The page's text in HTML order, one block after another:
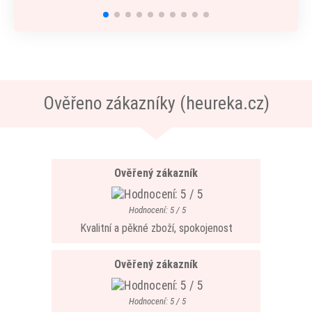
Ověřeno zákazníky (heureka.cz)
Ověřený zákazník
Hodnocení: 5 / 5
Kvalitní a pěkné zboží, spokojenost
Ověřený zákazník
Hodnocení: 5 / 5